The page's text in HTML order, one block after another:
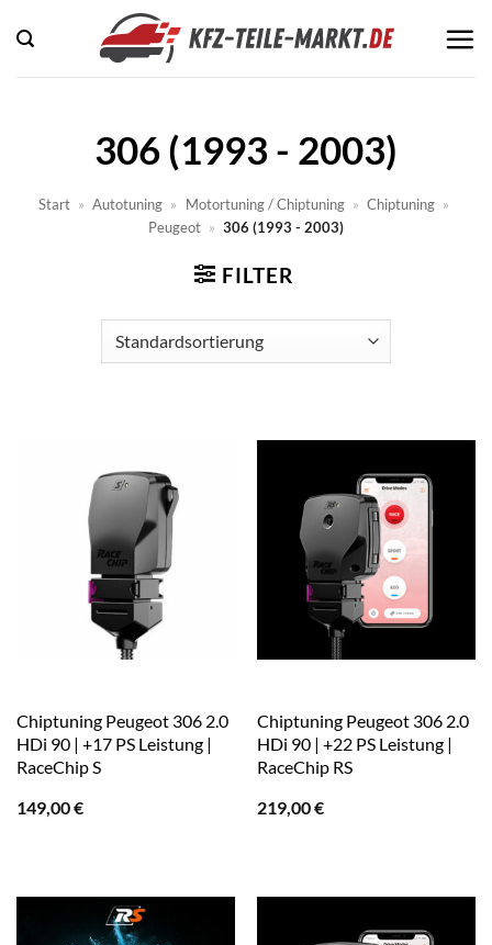
Inhalt
springen
306 (1993 - 2003)
Start » Autotuning » Motortuning / Chiptuning » Chiptuning »
Peugeot » 306 (1993 - 2003)
FILTER
Chiptuning Peugeot 306 2.0
HDi 90 | +17 PS Leistung |
RaceChip S
149,00€
Chiptuning Peugeot 306 2.0
HDi 90 | +22 PS Leistung |
RaceChip RS
219,00€